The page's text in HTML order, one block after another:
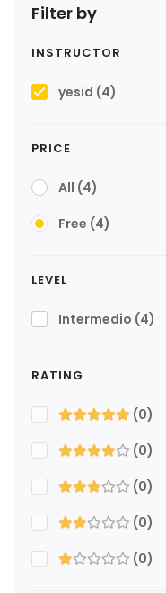
Filter by
INSTRUCTOR
yesid (4)
PRICE
All (4)
Free (4)
LEVEL
Intermedio (4)
RATING
(0)
(0)
(0)
(0)
(0)